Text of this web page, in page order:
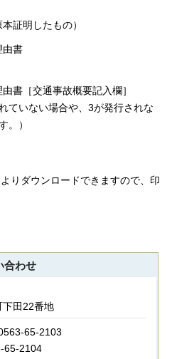
証明したもの）
由書
書［交通事故概要記入欄］
ていない場合や、3が発行されな
。）
りダウンロードできますので、印
合わせ
田22番地
65-2103
65-2104